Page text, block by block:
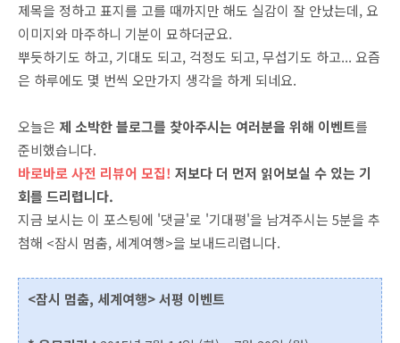
제목을 정하고 표지를 고를 때까지만 해도 실감이 잘 안났는데, 요
이미지와 마주하니 기분이 묘하더군요.
뿌듯하기도 하고, 기대도 되고, 걱정도 되고, 무섭기도 하고... 요즘
은 하루에도 몇 번씩 오만가지 생각을 하게 되네요.
오늘은 제 소박한 블로그를 찾아주시는 여러분을 위해 이벤트를
준비했습니다.
바로바로 사전 리뷰어 모집! 저보다 더 먼저 읽어보실 수 있는 기
회를 드리렵니다.
지금 보시는 이 포스팅에 '댓글'로 '기대평'을 남겨주시는 5분을 추
첨해 <잠시 멈춤, 세계여행>을 보내드리렵니다.
<잠시 멈춤, 세계여행> 서평 이벤트